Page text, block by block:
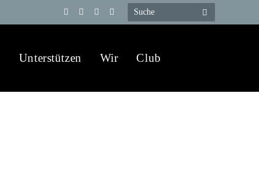
Telegram
YouTube
X
WhatsApp
Unterstützen Wir Club